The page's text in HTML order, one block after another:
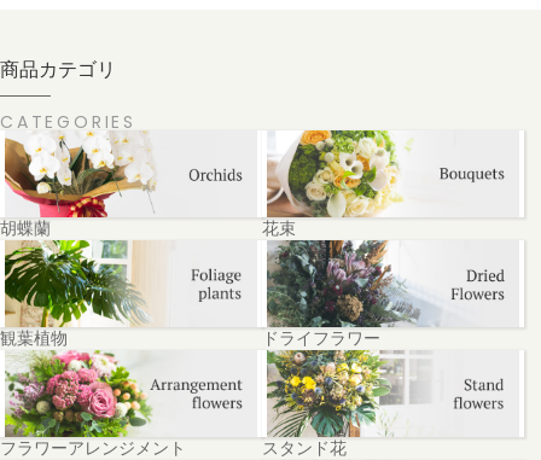
商品カテゴリ
CATEGORIES
胡蝶蘭 花束
観葉植物 ドライフラワー
フラワーアレンジメント スタンド花